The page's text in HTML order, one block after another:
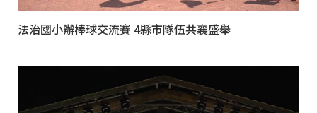
法治國小辦棒球交流賽 4縣市隊伍共襄盛舉